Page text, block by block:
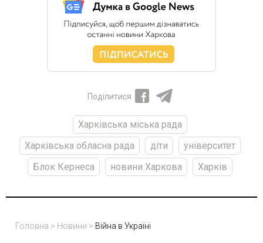
Поділитися
Харківська міська рада
Харківська обласна рада
діти
університет
Блок Кернеса
новини Харкова Харків
Головна > Новини > Війна в Україні